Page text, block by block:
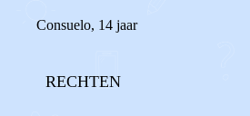
Consuelo, 14 jaar
RECHTEN